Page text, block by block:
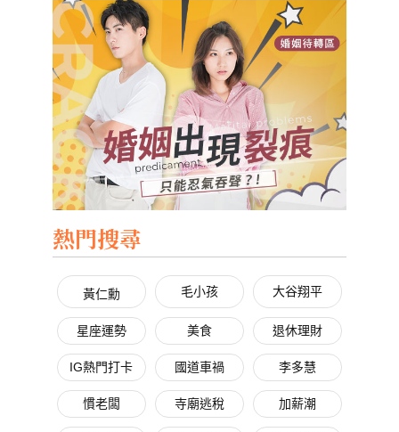
熱門搜尋
黃仁勳 毛小孩 大谷翔平
星座運勢 美食 退休理財
IG熱門打卡 國道車禍 李多慧
慣老闆 寺廟逃稅 加薪潮